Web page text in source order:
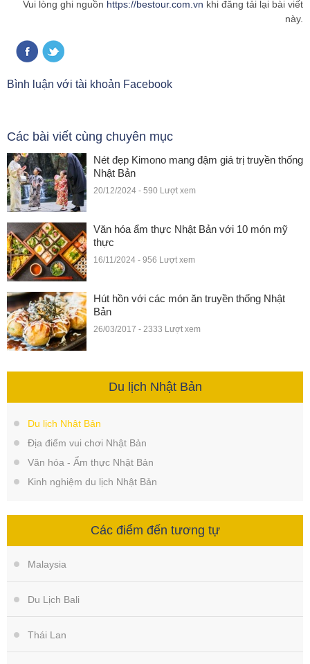
Vui lòng ghi nguồn https://bestour.com.vn khi đăng tải lại bài viết
này.
Bình luận với tài khoản Facebook
Các bài viết cùng chuyên mục
Nét đẹp Kimono mang đậm giá trị truyền thống
Nhật Bản
20/12/2024 - 590 Lượt xem
Văn hóa ẩm thực Nhật Bản với 10 món mỹ
thực
16/11/2024 - 956 Lượt xem
Hút hồn với các món ăn truyền thống Nhật
Bản
26/03/2017 - 2333 Lượt xem
Du lịch Nhật Bản
Du lịch Nhật Bản
Địa điểm vui chơi Nhật Bản
Văn hóa - Ẩm thực Nhật Bản
Kinh nghiệm du lịch Nhật Bản
Các điểm đến tương tự
Malaysia
Du Lịch Bali
Thái Lan